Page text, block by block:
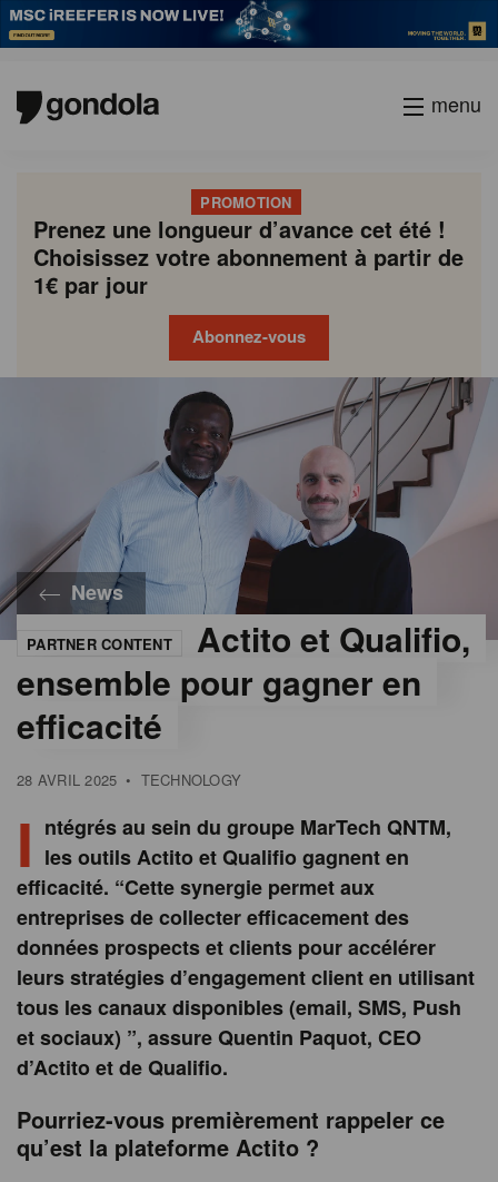
menu
PROMOTION
Prenez une longueur d’avance cet été !
Choisissez votre abonnement à partir de
1€ par jour
Abonnez-vous
News
PARTNER CONTENT
Actito et Qualifio,
ensemble pour gagner en
efficacité
28 AVRIL 2025 • TECHNOLOGY
I ntégrés au sein du groupe MarTech QNTM,
les outils Actito et Qualifio gagnent en
efficacité. “Cette synergie permet aux
entreprises de collecter efficacement des
données prospects et clients pour accélérer
leurs stratégies d’engagement client en utilisant
tous les canaux disponibles (email, SMS, Push
et sociaux) ”, assure Quentin Paquot, CEO
d’Actito et de Qualifio.
Pourriez-vous premièrement rappeler ce
qu’est la plateforme Actito ?